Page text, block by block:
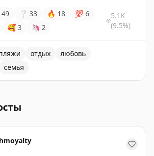
49 ❔ 33 🔥 18 💯 6
🥰 3 🦄 2
5.1K
(9.5%)
отдых
любовь
семья